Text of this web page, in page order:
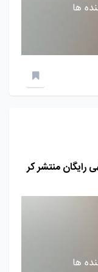
ها
رایگان منتشر کر
ها